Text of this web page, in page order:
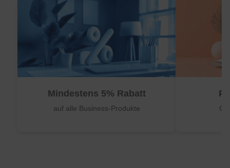
Mindestens 5% Rabatt
auf alle Business-Produkte